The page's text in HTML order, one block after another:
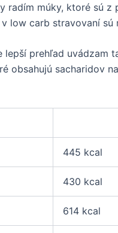
radím múky, ktoré sú z
low carb stravovaní
prehľad uvádzam
obsahujú sacharidov
445 kcal
430 kcal
614 kcal